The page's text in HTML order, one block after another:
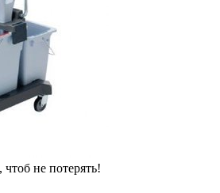
не потерять!